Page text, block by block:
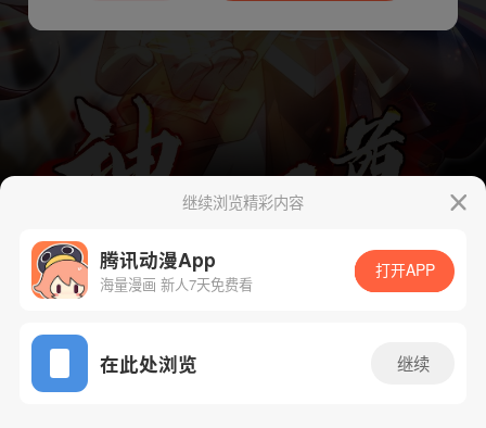
App免费看
下一话 腾漫App免费看
继续浏览精彩内容
腾讯动漫App
海量漫画 新人7天免费看
打开APP
在此处浏览 继续